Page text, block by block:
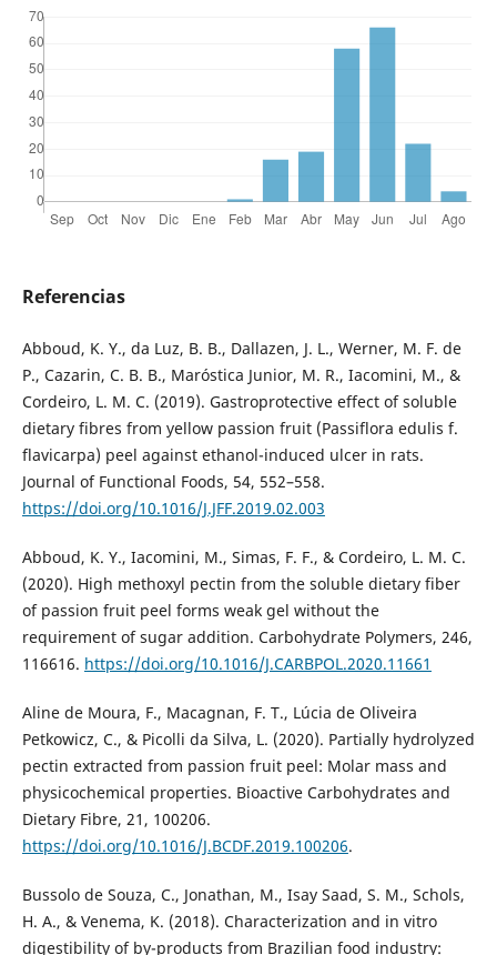
Referencias
Abboud, K. Y., da Luz, B. B., Dallazen, J. L., Werner, M. F. de
P., Cazarin, C. B. B., Maróstica Junior, M. R., Iacomini, M., &
Cordeiro, L. M. C. (2019). Gastroprotective effect of soluble
dietary fibres from yellow passion fruit (Passiflora edulis f.
flavicarpa) peel against ethanol-induced ulcer in rats.
Journal of Functional Foods, 54, 552–558.
https://doi.org/10.1016/J.JFF.2019.02.003
Abboud, K. Y., Iacomini, M., Simas, F. F., & Cordeiro, L. M. C.
(2020). High methoxyl pectin from the soluble dietary fiber
of passion fruit peel forms weak gel without the
requirement of sugar addition. Carbohydrate Polymers, 246,
116616. https://doi.org/10.1016/J.CARBPOL.2020.11661
Aline de Moura, F., Macagnan, F. T., Lúcia de Oliveira
Petkowicz, C., & Picolli da Silva, L. (2020). Partially hydrolyzed
pectin extracted from passion fruit peel: Molar mass and
physicochemical properties. Bioactive Carbohydrates and
Dietary Fibre, 21, 100206.
https://doi.org/10.1016/J.BCDF.2019.100206.
Bussolo de Souza, C., Jonathan, M., Isay Saad, S. M., Schols,
H. A., & Venema, K. (2018). Characterization and in vitro
digestibility of by-products from Brazilian food industry: